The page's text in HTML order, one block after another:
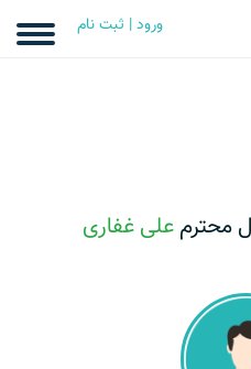
ورود | ثبت نام
محترمعلی غفاری